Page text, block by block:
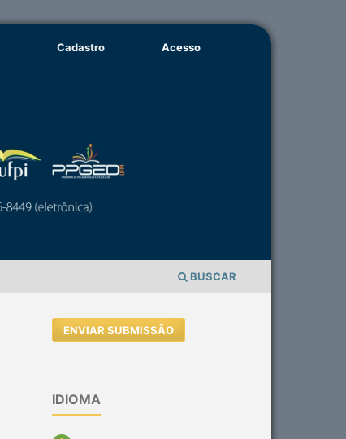
BUSCAR
Cadastro Acesso
ENVIAR SUBMISSÃO
IDIOMA